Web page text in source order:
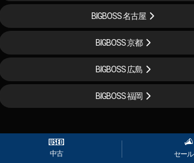
中古 セール
BIGBOSS 名古屋
BIGBOSS 京都
BIGBOSS 広島
BIGBOSS 福岡
【ESP直営】BIGBOSS オンラインマーケット(ギター